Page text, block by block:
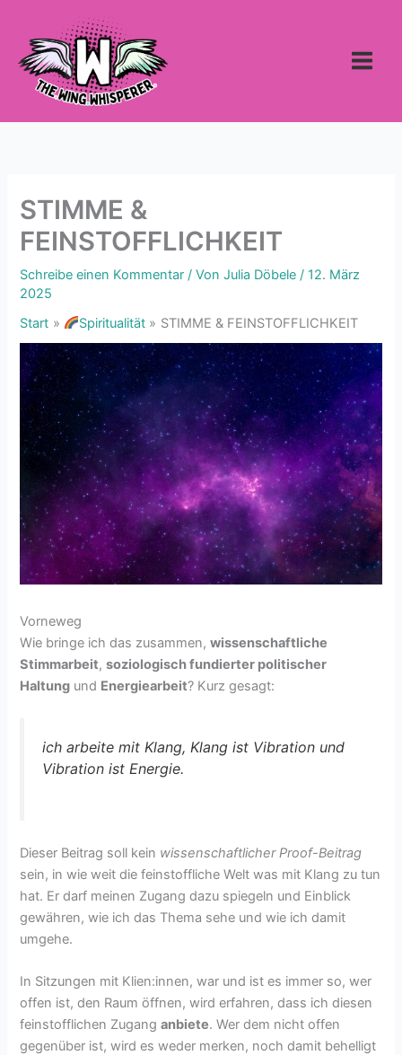
springen
STIMME &
FEINSTOFFLICHKEIT
Schreibe einen Kommentar / VonJulia Döbele/12. März
2025
Start
Spiritualität STIMME & FEINSTOFFLICHKEIT
Vorneweg
Wie bringe ich das zusammen,wissenschaftliche
Stimmarbeit,soziologisch fundierter politischer
Haltung und Energiearbeit? Kurz gesagt:
ich arbeite mit Klang, Klang ist Vibration und
Vibration ist Energie.
Dieser Beitrag soll kein wissenschaftlicher Proof-Beitrag
sein, in wie weit die feinstoffliche Welt was mit Klang zu tun
hat. Er darf meinen Zugang dazu spiegeln und Einblick
gewähren, wie ich das Thema sehe und wie ich damit
umgehe.
In Sitzungen mit Klien:innen, war und ist es immer so, wer
offen ist, den Raum öffnen, wird erfahren, dass ich diesen
feinstofflichen Zuganganbiete. Wer dem nicht offen
gegenüber ist, wird es weder merken, noch damit behelligt